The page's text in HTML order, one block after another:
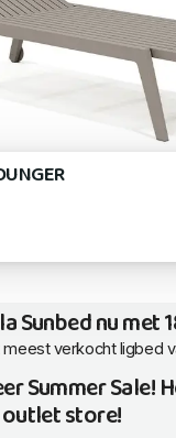
Sunbed nu met
meest verkocht ligbed
Summer Sale!
store!